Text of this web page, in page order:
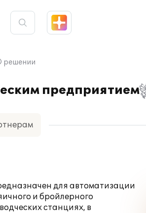
решении
предприятием
для автоматизации
и бройлерного
станциях, в